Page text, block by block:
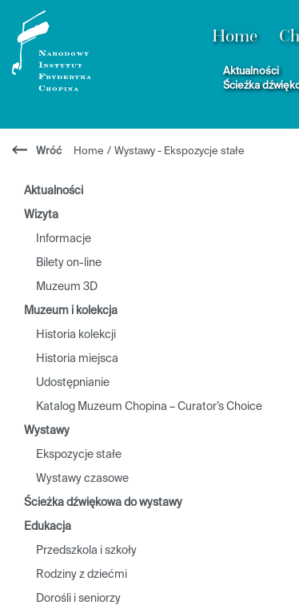
Home
Aktualności
Ścieżka
Wróć Home / Wystawy - Ekspozycje stałe
Aktualności
Wizyta
Informacje
Bilety on-line
Muzeum 3D
Muzeum i kolekcja
Historia kolekcji
Historia miejsca
Udostępnianie
Katalog Muzeum Chopina – Curator’s Choice
Wystawy
Ekspozycje stałe
Wystawy czasowe
Ścieżka dźwiękowa do wystawy
Edukacja
Przedszkola i szkoły
Rodziny z dziećmi
Dorośli i seniorzy